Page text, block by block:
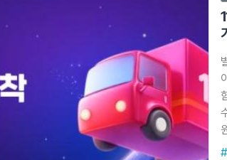
7.
10.신라
하나금융그룹